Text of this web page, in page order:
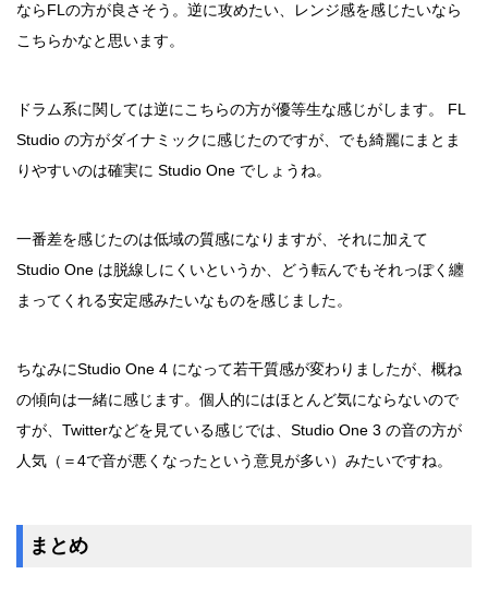
ならFLの方が良さそう。逆に攻めたい、レンジ感を感じたいなら
こちらかなと思います。
ドラム系に関しては逆にこちらの方が優等生な感じがします。 FL
Studio の方がダイナミックに感じたのですが、でも綺麗にまとま
りやすいのは確実に Studio One でしょうね。
一番差を感じたのは低域の質感になりますが、それに加えて
Studio One は脱線しにくいというか、どう転んでもそれっぽく纏
まってくれる安定感みたいなものを感じました。
ちなみにStudio One 4 になって若干質感が変わりましたが、概ね
の傾向は一緒に感じます。個人的にはほとんど気にならないので
すが、Twitterなどを見ている感じでは、Studio One 3 の音の方が
人気（＝4で音が悪くなったという意見が多い）みたいですね。
まとめ